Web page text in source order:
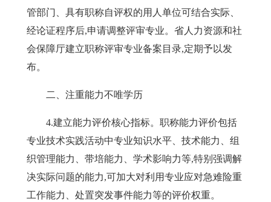
管部门、具有职称自评权的用人单位可结合实际、
经论证程序后,申请调整评审专业。省人力资源和社
会保障厅建立职称评审专业备案目录,定期予以发
布。
二、注重能力不唯学历
4.建立能力评价核心指标。 职称能力评价包括
专业技术实践活动中专业知识水平、技术能力、组
织管理能力、带培能力、学术影响力等,特别强调解
决实际问题的能力,可加大对利用专业应对急难险重
工作能力、处置突发事件能力等的评价权重。